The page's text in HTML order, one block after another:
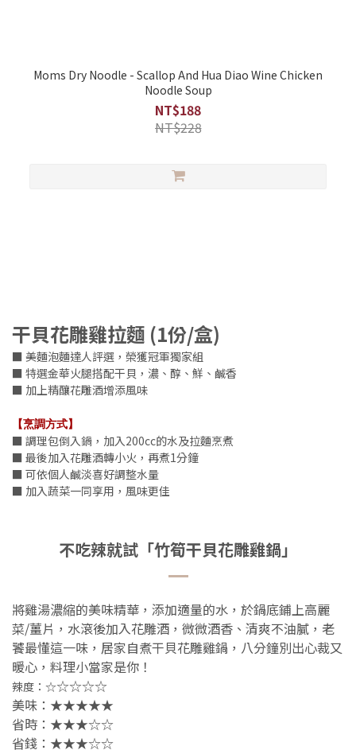
Moms Dry Noodle - Scallop And Hua Diao Wine Chicken
Noodle Soup
NT$188
NT$228
干貝花雕雞拉麵 (1份/盒)
■ 美麵泡麵達人評選，榮獲冠軍獨家組
■ 特選金華火腿搭配干貝， 濃、醇、鮮、鹹香
■ 加上精釀花雕酒增添風味
【烹調方式】
■ 調理包倒入鍋，加入200cc的水及拉麵烹煮
■ 最後加入花雕酒轉小火，再煮1分鐘
■ 可依個人鹹淡喜好調整水量
■ 加入蔬菜一同享用，風味更佳
不吃辣就試「竹筍干貝花雕雞鍋」
將雞湯濃縮的美味精華，添加適量的水，於鍋底鋪上高麗
菜/薑片，水滾後加入花雕酒，微微酒香、清爽不油膩，老
饕最懂這一味，居家自煮干貝花雕雞鍋， 八分鐘別出心裁又
暖心，料理小當家是你！
辣度：☆☆☆☆☆
美味：★★★★★
省時：★★★☆☆
省錢：★★★☆☆